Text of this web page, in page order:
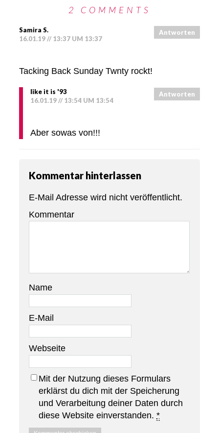
2 COMMENTS
Samira S.
16.01.19 // 13:37 UM 13:37
Antworten
Tacking Back Sunday Twnty rockt!
like it is '93
16.01.19 // 13:54 UM 13:54
Antworten
Aber sowas von!!!
Kommentar hinterlassen
E-Mail Adresse wird nicht veröffentlicht.
Kommentar
Name
E-Mail
Webseite
Mit der Nutzung dieses Formulars
erklärst du dich mit der Speicherung
und Verarbeitung deiner Daten durch
diese Website einverstanden. *